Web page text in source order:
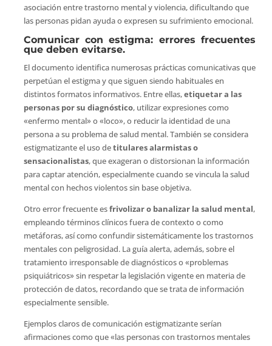
asociación entre trastorno mental y violencia, dificultando que
las personas pidan ayuda o expresen su sufrimiento emocional.
Comunicar con estigma: errores frecuentes
que deben evitarse.
El documento identifica numerosas prácticas comunicativas que
perpetúan el estigma y que siguen siendo habituales en
distintos formatos informativos. Entre ellas,etiquetar a las
personas por su diagnóstico, utilizar expresiones como
«enfermo mental» o «loco», o reducir la identidad de una
persona a su problema de salud mental. También se considera
estigmatizante el uso detitulares alarmistas o
sensacionalistas, que exageran o distorsionan la información
para captar atención, especialmente cuando se vincula la salud
mental con hechos violentos sin base objetiva.
Otro error frecuente esfrivolizar o banalizar la salud mental,
empleando términos clínicos fuera de contexto o como
metáforas, así como confundir sistemáticamente los trastornos
mentales con peligrosidad. La guía alerta, además, sobre el
tratamiento irresponsable de diagnósticos o «problemas
psiquiátricos» sin respetar la legislación vigente en materia de
protección de datos, recordando que se trata de información
especialmente sensible.
Ejemplos claros de comunicación estigmatizante serían
afirmaciones como que «las personas con trastornos mentales